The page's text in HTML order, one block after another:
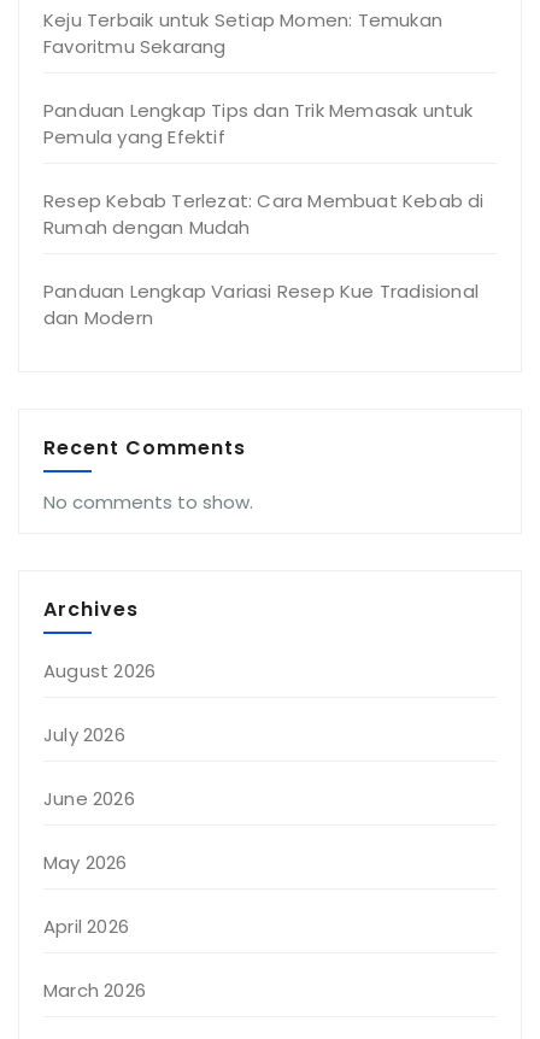
Keju Terbaik untuk Setiap Momen: Temukan
Favoritmu Sekarang
Panduan Lengkap Tips dan Trik Memasak untuk
Pemula yang Efektif
Resep Kebab Terlezat: Cara Membuat Kebab di
Rumah dengan Mudah
Panduan Lengkap Variasi Resep Kue Tradisional
dan Modern
Recent Comments
No comments to show.
Archives
August 2026
July 2026
June 2026
May 2026
April 2026
March 2026